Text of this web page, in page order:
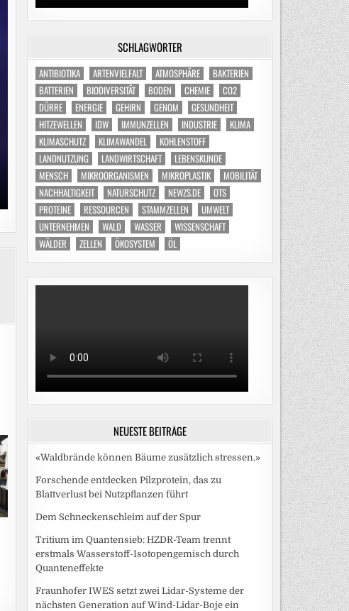
SCHLAGWÖRTER
ANTIBIOTIKA ARTENVIELFALT ATMOSPHÄRE
BAKTERIEN
BATTERIEN
BIODIVERSITÄT BODEN CHEMIE
CO2
DÜRRE
ENERGIE GEHIRN GENOM
GESUNDHEIT
HITZEWELLEN
IDW IMMUNZELLEN INDUSTRIE
KLIMA
KLIMASCHUTZ
KLIMAWANDEL
KOHLENSTOFF
LANDNUTZUNG
LANDWIRTSCHAFT
LEBENSKUNDE
MENSCH
MIKROORGANISMEN MIKROPLASTIK
MOBILITÄT
NACHHALTIGKEIT
NATURSCHUTZ NEWZS.DE
OTS
PROTEINE
RESSOURCEN STAMMZELLEN
UMWELT
UNTERNEHMEN
WALD WASSER
WISSENSCHAFT
WÄLDER
ZELLEN ÖKOSYSTEM ÖL
NEUESTE BEITRÄGE
«Waldbrände können Bäume zusätzlich stressen.»
Forschende entdecken Pilzprotein, das zu
Blattverlust bei Nutzpflanzen führt
Dem Schneckenschleim auf der Spur
Tritium im Quantensieb: HZDR-Team trennt
erstmals Wasserstoff-Isotopengemisch durch
Quanteneffekte
Fraunhofer IWES setzt zwei Lidar-Systeme der
nächsten Generation auf Wind-Lidar-Boje ein